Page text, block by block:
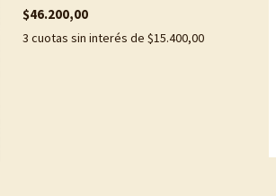
$46.200,00
3 cuotas sin interés de $15.400,00